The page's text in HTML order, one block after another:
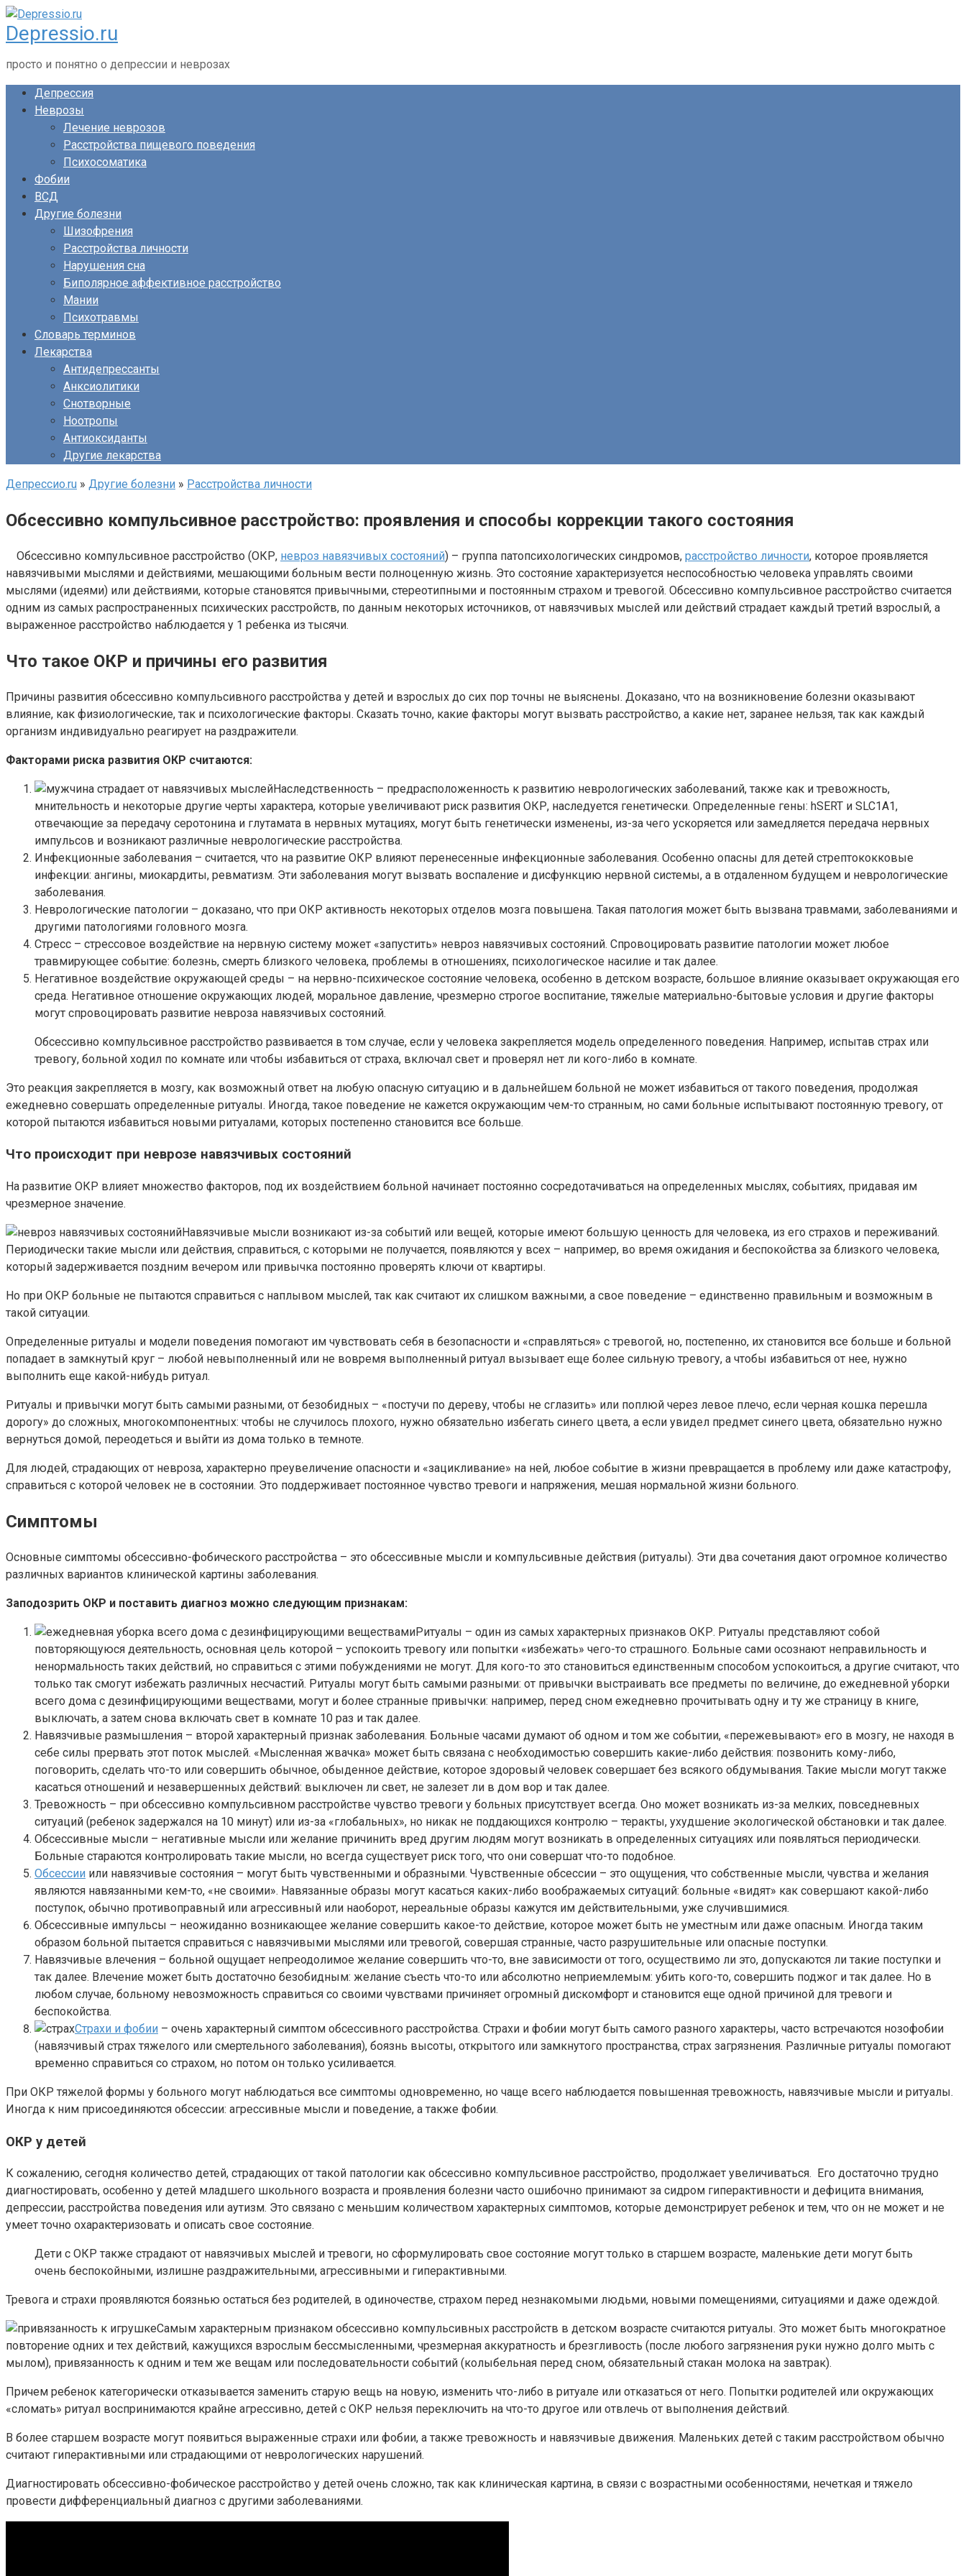
Перейти
к
контенту
Depressio.ru
просто и понятно о депрессии и неврозах
Депрессия
Неврозы
Лечение неврозов
Расстройства пищевого поведения
Психосоматика
Фобии
ВСД
Другие болезни
Шизофрения
Расстройства личности
Нарушения сна
Биполярное аффективное расстройство
Мании
Психотравмы
Словарь терминов
Лекарства
Антидепрессанты
Анксиолитики
Снотворные
Ноотропы
Антиоксиданты
Другие лекарства
Депрессио.ru » Другие болезни » Расстройства личности
Обсессивно компульсивное расстройство: проявления и способы коррекции такого состояния
Обсессивно компульсивное расстройство (ОКР, невроз навязчивых состояний) – группа патопсихологических синдромов, расстройство личности, которое проявляется
навязчивыми мыслями и действиями, мешающими больным вести полноценную жизнь. Это состояние характеризуется неспособностью человека управлять своими
мыслями (идеями) или действиями, которые становятся привычными, стереотипными и постоянным страхом и тревогой. Обсессивно компульсивное расстройство считается
одним из самых распространенных психических расстройств, по данным некоторых источников, от навязчивых мыслей или действий страдает каждый третий взрослый, а
выраженное расстройство наблюдается у 1 ребенка из тысячи.
Что такое ОКР и причины его развития
Причины развития обсессивно компульсивного расстройства у детей и взрослых до сих пор точны не выяснены. Доказано, что на возникновение болезни оказывают
влияние, как физиологические, так и психологические факторы. Сказать точно, какие факторы могут вызвать расстройство, а какие нет, заранее нельзя, так как каждый
организм индивидуально реагирует на раздражители.
Факторами риска развития ОКР считаются:
Наследственность – предрасположенность к развитию неврологических заболеваний, также как и тревожность,
мнительность и некоторые другие черты характера, которые увеличивают риск развития ОКР, наследуется генетически. Определенные гены: hSERT и SLC1A1,
отвечающие за передачу серотонина и глутамата в нервных мутациях, могут быть генетически изменены, из-за чего ускоряется или замедляется передача нервных
импульсов и возникают различные неврологические расстройства.
Инфекционные заболевания – считается, что на развитие ОКР влияют перенесенные инфекционные заболевания. Особенно опасны для детей стрептококковые
инфекции: ангины, миокардиты, ревматизм. Эти заболевания могут вызвать воспаление и дисфункцию нервной системы, а в отдаленном будущем и неврологические
заболевания.
Неврологические патологии – доказано, что при ОКР активность некоторых отделов мозга повышена. Такая патология может быть вызвана травмами, заболеваниями и
другими патологиями головного мозга.
Стресс – стрессовое воздействие на нервную систему может «запустить» невроз навязчивых состояний. Спровоцировать развитие патологии может любое
травмирующее событие: болезнь, смерть близкого человека, проблемы в отношениях, психологическое насилие и так далее.
Негативное воздействие окружающей среды – на нервно-психическое состояние человека, особенно в детском возрасте, большое влияние оказывает окружающая его
среда. Негативное отношение окружающих людей, моральное давление, чрезмерно строгое воспитание, тяжелые материально-бытовые условия и другие факторы
могут спровоцировать развитие невроза навязчивых состояний.
Обсессивно компульсивное расстройство развивается в том случае, если у человека закрепляется модель определенного поведения. Например, испытав страх или
тревогу, больной ходил по комнате или чтобы избавиться от страха, включал свет и проверял нет ли кого-либо в комнате.
Это реакция закрепляется в мозгу, как возможный ответ на любую опасную ситуацию и в дальнейшем больной не может избавиться от такого поведения, продолжая
ежедневно совершать определенные ритуалы. Иногда, такое поведение не кажется окружающим чем-то странным, но сами больные испытывают постоянную тревогу, от
которой пытаются избавиться новыми ритуалами, которых постепенно становится все больше.
Что происходит при неврозе навязчивых состояний
На развитие ОКР влияет множество факторов, под их воздействием больной начинает постоянно сосредотачиваться на определенных мыслях, событиях, придавая им
чрезмерное значение.
Навязчивые мысли возникают из-за событий или вещей, которые имеют большую ценность для человека, из его страхов и переживаний.
Периодически такие мысли или действия, справиться, с которыми не получается, появляются у всех – например, во время ожидания и беспокойства за близкого человека,
который задерживается поздним вечером или привычка постоянно проверять ключи от квартиры.
Но при ОКР больные не пытаются справиться с наплывом мыслей, так как считают их слишком важными, а свое поведение – единственно правильным и возможным в
такой ситуации.
Определенные ритуалы и модели поведения помогают им чувствовать себя в безопасности и «справляться» с тревогой, но, постепенно, их становится все больше и больной
попадает в замкнутый круг – любой невыполненный или не вовремя выполненный ритуал вызывает еще более сильную тревогу, а чтобы избавиться от нее, нужно
выполнить еще какой-нибудь ритуал.
Ритуалы и привычки могут быть самыми разными, от безобидных – «постучи по дереву, чтобы не сглазить» или поплюй через левое плечо, если черная кошка перешла
дорогу» до сложных, многокомпонентных: чтобы не случилось плохого, нужно обязательно избегать синего цвета, а если увидел предмет синего цвета, обязательно нужно
вернуться домой, переодеться и выйти из дома только в темноте.
Для людей, страдающих от невроза, характерно преувеличение опасности и «зацикливание» на ней, любое событие в жизни превращается в проблему или даже катастрофу,
справиться с которой человек не в состоянии. Это поддерживает постоянное чувство тревоги и напряжения, мешая нормальной жизни больного.
Симптомы
Основные симптомы обсессивно-фобического расстройства – это обсессивные мысли и компульсивные действия (ритуалы). Эти два сочетания дают огромное количество
различных вариантов клинической картины заболевания.
Заподозрить ОКР и поставить диагноз можно следующим признакам:
Ритуалы – один из самых характерных признаков ОКР. Ритуалы представляют собой
повторяющуюся деятельность, основная цель которой – успокоить тревогу или попытки «избежать» чего-то страшного. Больные сами осознают неправильность и
ненормальность таких действий, но справиться с этими побуждениями не могут. Для кого-то это становиться единственным способом успокоиться, а другие считают, что
только так смогут избежать различных несчастий. Ритуалы могут быть самыми разными: от привычки выстраивать все предметы по величине, до ежедневной уборки
всего дома с дезинфицирующими веществами, могут и более странные привычки: например, перед сном ежедневно прочитывать одну и ту же страницу в книге,
выключать, а затем снова включать свет в комнате 10 раз и так далее.
Навязчивые размышления – второй характерный признак заболевания. Больные часами думают об одном и том же событии, «пережевывают» его в мозгу, не находя в
себе силы прервать этот поток мыслей. «Мысленная жвачка» может быть связана с необходимостью совершить какие-либо действия: позвонить кому-либо,
поговорить, сделать что-то или совершить обычное, обыденное действие, которое здоровый человек совершает без всякого обдумывания. Такие мысли могут также
касаться отношений и незавершенных действий: выключен ли свет, не залезет ли в дом вор и так далее.
Тревожность – при обсессивно компульсивном расстройстве чувство тревоги у больных присутствует всегда. Оно может возникать из-за мелких, повседневных
ситуаций (ребенок задержался на 10 минут) или из-за «глобальных», но никак не поддающихся контролю – теракты, ухудшение экологической обстановки и так далее.
Обсессивные мысли – негативные мысли или желание причинить вред другим людям могут возникать в определенных ситуациях или появляться периодически.
Больные стараются контролировать такие мысли, но всегда существует риск того, что они совершат что-то подобное.
Обсессии или навязчивые состояния – могут быть чувственными и образными. Чувственные обсессии – это ощущения, что собственные мысли, чувства и желания
являются навязанными кем-то, «не своими». Навязанные образы могут касаться каких-либо воображаемых ситуаций: больные «видят» как совершают какой-либо
поступок, обычно противоправный или агрессивный или наоборот, нереальные образы кажутся им действительными, уже случившимися.
Обсессивные импульсы – неожиданно возникающее желание совершить какое-то действие, которое может быть не уместным или даже опасным. Иногда таким
образом больной пытается справиться с навязчивыми мыслями или тревогой, совершая странные, часто разрушительные или опасные поступки.
Навязчивые влечения – больной ощущает непреодолимое желание совершить что-то, вне зависимости от того, осуществимо ли это, допускаются ли такие поступки и
так далее. Влечение может быть достаточно безобидным: желание съесть что-то или абсолютно неприемлемым: убить кого-то, совершить поджог и так далее. Но в
любом случае, больному невозможность справиться со своими чувствами причиняет огромный дискомфорт и становится еще одной причиной для тревоги и
беспокойства.
Страхи и фобии – очень характерный симптом обсессивного расстройства. Страхи и фобии могут быть самого разного характеры, часто встречаются нозофобии
(навязчивый страх тяжелого или смертельного заболевания), боязнь высоты, открытого или замкнутого пространства, страх загрязнения. Различные ритуалы помогают
временно справиться со страхом, но потом он только усиливается.
При ОКР тяжелой формы у больного могут наблюдаться все симптомы одновременно, но чаще всего наблюдается повышенная тревожность, навязчивые мысли и ритуалы.
Иногда к ним присоединяются обсессии: агрессивные мысли и поведение, а также фобии.
ОКР у детей
К сожалению, сегодня количество детей, страдающих от такой патологии как обсессивно компульсивное расстройство, продолжает увеличиваться. Его достаточно трудно
диагностировать, особенно у детей младшего школьного возраста и проявления болезни часто ошибочно принимают за сидром гиперактивности и дефицита внимания,
депрессии, расстройства поведения или аутизм. Это связано с меньшим количеством характерных симптомов, которые демонстрирует ребенок и тем, что он не может и не
умеет точно охарактеризовать и описать свое состояние.
Дети с ОКР также страдают от навязчивых мыслей и тревоги, но сформулировать свое состояние могут только в старшем возрасте, маленькие дети могут быть
очень беспокойными, излишне раздражительными, агрессивными и гиперактивными.
Тревога и страхи проявляются боязнью остаться без родителей, в одиночестве, страхом перед незнакомыми людьми, новыми помещениями, ситуациями и даже одеждой.
Самым характерным признаком обсессивно компульсивных расстройств в детском возрасте считаются ритуалы. Это может быть многократное
повторение одних и тех действий, кажущихся взрослым бессмысленными, чрезмерная аккуратность и брезгливость (после любого загрязнения руки нужно долго мыть с
мылом), привязанность к одним и тем же вещам или последовательности событий (колыбельная перед сном, обязательный стакан молока на завтрак).
Причем ребенок категорически отказывается заменить старую вещь на новую, изменить что-либо в ритуале или отказаться от него. Попытки родителей или окружающих
«сломать» ритуал воспринимаются крайне агрессивно, детей с ОКР нельзя переключить на что-то другое или отвлечь от выполнения действий.
В более старшем возрасте могут появиться выраженные страхи или фобии, а также тревожность и навязчивые движения. Маленьких детей с таким расстройством обычно
считают гиперактивными или страдающими от неврологических нарушений.
Диагностировать обсессивно-фобическое расстройство у детей очень сложно, так как клиническая картина, в связи с возрастными особенностями, нечеткая и тяжело
провести дифференциальный диагноз с другими заболеваниями.